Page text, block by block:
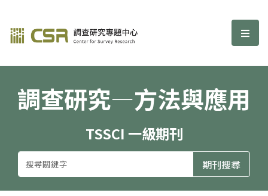
調查研究—方法與應用期刊 選
調查研究—方法與應用
TSSCI 一級期刊